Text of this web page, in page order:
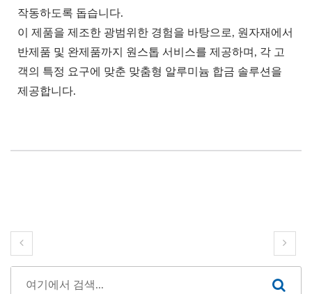
작동하도록 돕습니다.
이 제품을 제조한 광범위한 경험을 바탕으로, 원자재에서
반제품 및 완제품까지 원스톱 서비스를 제공하며, 각 고
객의 특정 요구에 맞춘 맞춤형 알루미늄 합금 솔루션을
제공합니다.